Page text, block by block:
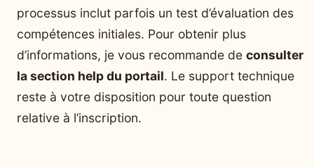
processus inclut parfois un test d’évaluation des
compétences initiales. Pour obtenir plus
d’informations, je vous recommande de consulter
la section help du portail. Le support technique
reste à votre disposition pour toute question
relative à l’inscription.